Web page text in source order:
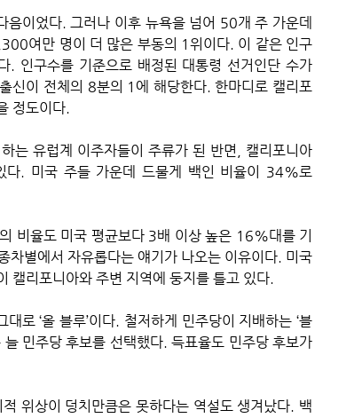
이었다. 그러나 이후 뉴욕을 넘어 50개 주 가운데
여만 명이 더 많은 부동의 1위이다. 이 같은 인구
. 인구수를 기준으로 배정된 대통령 선거인단 수가
신이 전체의 8분의 1에 해당한다. 한마디로 캘리포
정도이다.
는 유럽계 이주자들이 주류가 된 반면, 캘리포니아
다. 미국 주들 가운데 드물게 백인 비율이 34%로
비율도 미국 평균보다 3배 이상 높은 16%대를 기
차별에서 자유롭다는 얘기가 나오는 이유이다. 미국
캘리포니아와 주변 지역에 둥지를 틀고 있다.
로 ‘올 블루’이다. 철저하게 민주당이 지배하는 ‘블
민주당 후보를 선택했다. 득표율도 민주당 후보가
위상이 덩치만큼은 못하다는 역설도 생겨났다. 백